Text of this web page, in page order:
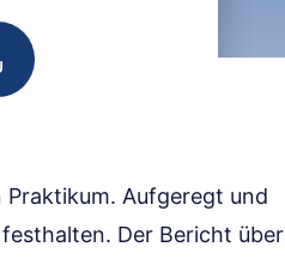
Praktikum. Aufgeregt und
Der Bericht über